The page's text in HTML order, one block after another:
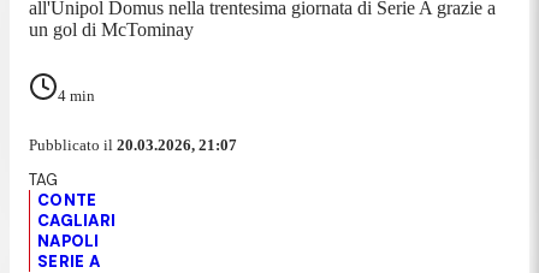
all'Unipol Domus nella trentesima giornata di Serie A grazie a
un gol di McTominay
4 min
Pubblicato il 20.03.2026, 21:07
CONTE
CAGLIARI
NAPOLI
SERIE A